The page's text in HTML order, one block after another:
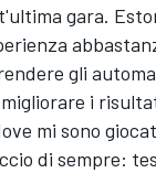
gara.
gli
i
mi sono
di sempre: